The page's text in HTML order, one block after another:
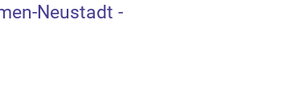
Neustadt -